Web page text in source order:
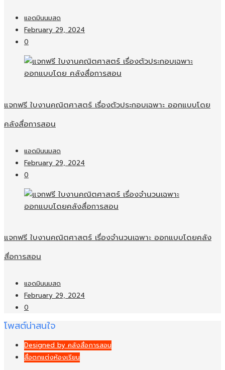
แอดมินนมสด
February 29, 2024
0
แจกฟรี ใบงานคณิตศาสตร์ เรื่องตัวประกอบเฉพาะ ออกแบบโดย
คลังสื่อการสอน
แอดมินนมสด
February 29, 2024
0
แจกฟรี ใบงานคณิตศาสตร์ เรื่องจำนวนเฉพาะ ออกแบบโดยคลัง
สื่อการสอน
แอดมินนมสด
February 29, 2024
0
โพสต์น่าสนใจ
Designed by คลังสื่อการสอน
สื่อตกแต่งห้องเรียน